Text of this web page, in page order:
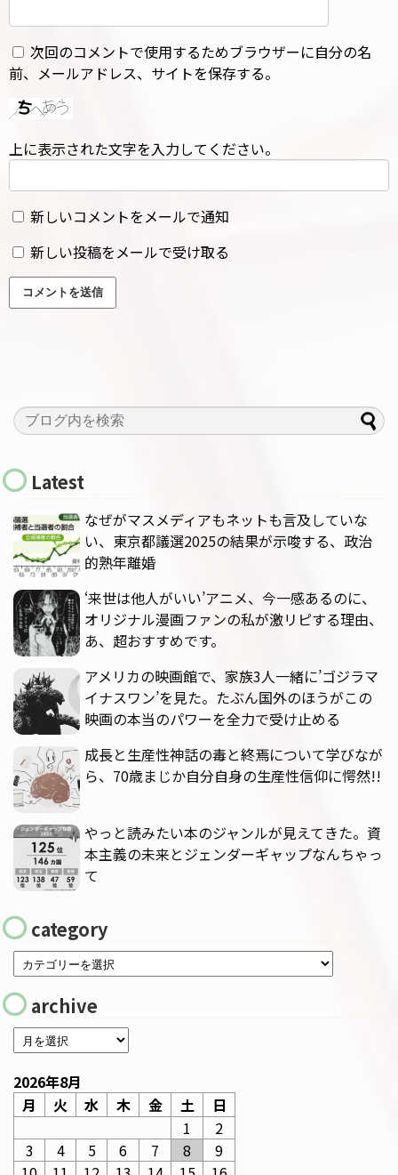
次回のコメントで使用するためブラウザーに自分の名
前、メールアドレス、サイトを保存する。
上に表示された文字を入力してください。
新しいコメントをメールで通知
新しい投稿をメールで受け取る
Latest
なぜがマスメディアもネットも言及していな
い、東京都議選2025の結果が示唆する、政治
的熟年離婚
‘来世は他人がいい’アニメ、今一感あるのに、
オリジナル漫画ファンの私が激リピする理由、
あ、超おすすめです。
アメリカの映画館で、家族3人一緒に’ゴジラマ
イナスワン’を見た。たぶん国外のほうがこの
映画の本当のパワーを全力で受け止める
成長と生産性神話の毒と終焉について学びなが
ら、70歳まじか自分自身の生産性信仰に愕然!!
やっと読みたい本のジャンルが見えてきた。資
本主義の未来とジェンダーギャップなんちゃっ
て
category
archive
2026年8月
月
火 水 木 金 土
日
1
2
3
4 5 6 7 8
9